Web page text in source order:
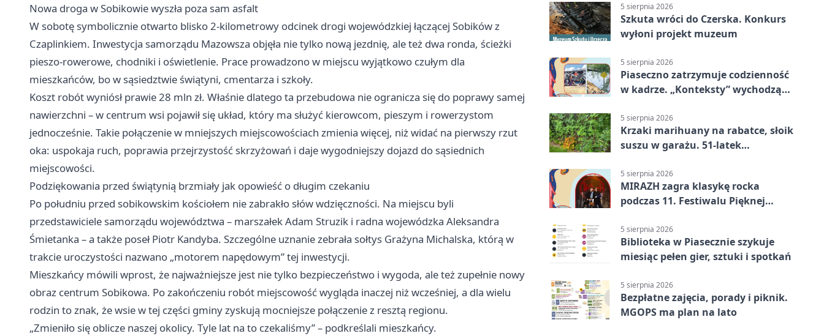
Nowa droga w Sobikowie wyszła poza sam asfalt
W sobotę symbolicznie otwarto blisko 2-kilometrowy odcinek drogi wojewódzkiej łączącej Sobików z
Czaplinkiem. Inwestycja samorządu Mazowsza objęła nie tylko nową jezdnię, ale też dwa ronda, ścieżki
pieszo-rowerowe, chodniki i oświetlenie. Prace prowadzono w miejscu wyjątkowo czułym dla
mieszkańców, bo w sąsiedztwie świątyni, cmentarza i szkoły.
Koszt robót wyniósł prawie 28 mln zł. Właśnie dlatego ta przebudowa nie ogranicza się do poprawy samej
nawierzchni – w centrum wsi pojawił się układ, który ma służyć kierowcom, pieszym i rowerzystom
jednocześnie. Takie połączenie w mniejszych miejscowościach zmienia więcej, niż widać na pierwszy rzut
oka: uspokaja ruch, poprawia przejrzystość skrzyżowań i daje wygodniejszy dojazd do sąsiednich
miejscowości.
Podziękowania przed świątynią brzmiały jak opowieść o długim czekaniu
Po południu przed sobikowskim kościołem nie zabrakło słów wdzięczności. Na miejscu byli
przedstawiciele samorządu województwa – marszałek Adam Struzik i radna wojewódzka Aleksandra
Śmietanka – a także poseł Piotr Kandyba. Szczególne uznanie zebrała sołtys Grażyna Michalska, którą w
trakcie uroczystości nazwano „motorem napędowym” tej inwestycji.
Mieszkańcy mówili wprost, że najważniejsze jest nie tylko bezpieczeństwo i wygoda, ale też zupełnie nowy
obraz centrum Sobikowa. Po zakończeniu robót miejscowość wygląda inaczej niż wcześniej, a dla wielu
rodzin to znak, że wsie w tej części gminy zyskują mocniejsze połączenie z resztą regionu.
„Zmieniło się oblicze naszej okolicy. Tyle lat na to czekaliśmy” – podkreślali mieszkańcy.
5 sierpnia 2026
Szkuta wróci do Czerska. Konkurs
wyłoni projekt muzeum
5 sierpnia 2026
Piaseczno zatrzymuje codzienność
w kadrze. „Konteksty” wychodzą
5 sierpnia 2026
Krzaki marihuany na rabatce, słoik
suszu w garażu. 51-latek
5 sierpnia 2026
MIRAZH zagra klasykę rocka
podczas 11. Festiwalu Pięknej
5 sierpnia 2026
Biblioteka w Piasecznie szykuje
miesiąc pełen gier, sztuki i spotkań
5 sierpnia 2026
Bezpłatne zajęcia, porady i piknik.
MGOPS ma plan na lato